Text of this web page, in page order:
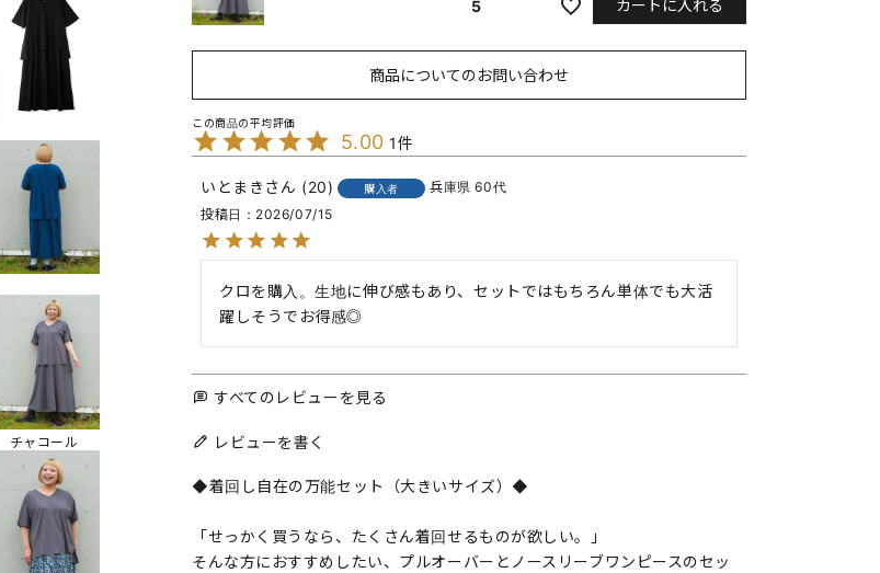
チャコール
5 カートに入れる
商品についてのお問い合わせ
5.00 1
いとまき 20 購入者 兵庫県 60代
投稿日
2026/07/15
クロを購入。生地に伸び感もあり、セットではもちろん単体でも大活
躍しそうでお得感◎
すべてのレビューを見る
レビューを書く
◆着回し自在の万能セット（大きいサイズ）◆
「せっかく買うなら、たくさん着回せるものが欲しい。」
そんな方におすすめしたい、プルオーバーとノースリーブワンピースのセッ